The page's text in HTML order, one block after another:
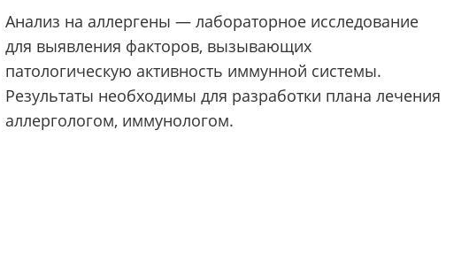
Анализ на аллергены — лабораторное исследование
для выявления факторов, вызывающих
патологическую активность иммунной системы.
Результаты необходимы для разработки плана лечения
аллергологом, иммунологом.